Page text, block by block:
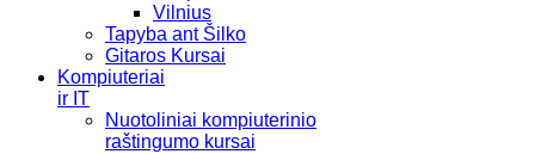
Vilnius
Tapyba ant Šilko
Gitaros Kursai
Kompiuteriai
ir IT
Nuotoliniai kompiuterinio
raštingumo kursai